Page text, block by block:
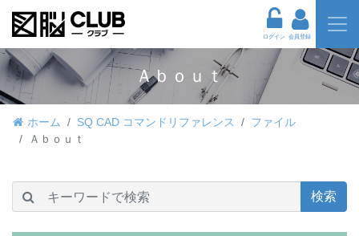
ログイン 会員登録
Ａｂｏｕｔ
ホーム SQ CAD コマンドリファレンス
ファイル
Ａｂｏｕｔ
検索